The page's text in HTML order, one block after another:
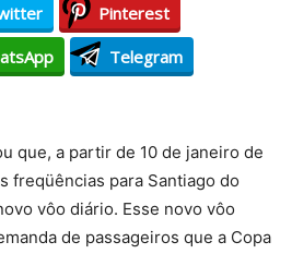
Pinterest
Telegram
que, a partir de 10 de janeiro de
freqüências para Santiago do
vôo diário. Esse novo vôo
de passageiros que a Copa